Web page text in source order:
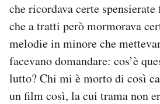
che ricordava certe
che a tratti però mormorava
melodie in minore che
facevano domandare: cos’è
lutto? Chi mi è morto di così
un film così, la cui trama non